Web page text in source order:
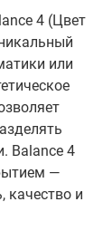
4 (Цвет
или
Balance 4
—
качество и